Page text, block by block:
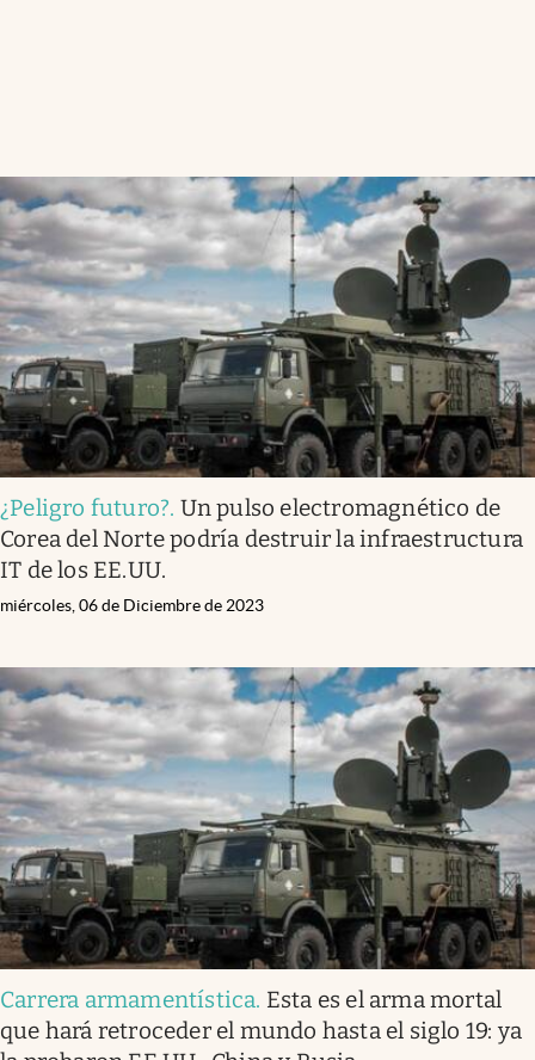
¿Peligro futuro?. Un pulso electromagnético de
Corea del Norte podría destruir la infraestructura
IT de los EE.UU.
miércoles, 06 de Diciembre de 2023
Carrera armamentística. Esta es el arma mortal
que hará retroceder el mundo hasta el siglo 19: ya